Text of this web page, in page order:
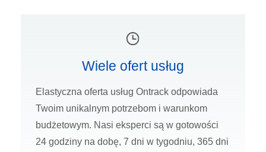
Wiele ofert usług
Elastyczna oferta usług Ontrack odpowiada
Twoim unikalnym potrzebom i warunkom
budżetowym. Nasi eksperci są w gotowości
24 godziny na dobę, 7 dni w tygodniu, 365 dni